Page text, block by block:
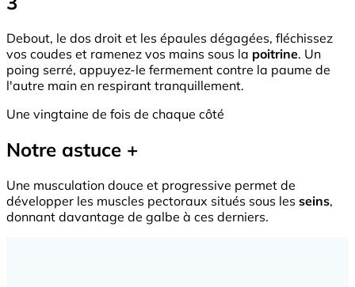
Debout, le dos droit et les épaules dégagées, fléchissez
vos coudes et ramenez vos mains sous la poitrine. Un
poing serré, appuyez-le fermement contre la paume de
l'autre main en respirant tranquillement.
Une vingtaine de fois de chaque côté
Notre astuce +
Une musculation douce et progressive permet de
développer les muscles pectoraux situés sous les seins,
donnant davantage de galbe à ces derniers.